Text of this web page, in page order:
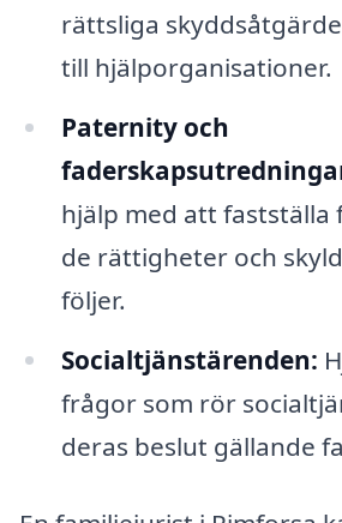
rättsliga
till hjälporganisationer.
Paternity och
hjälp med att fastställa
de rättigheter och
följer.
Socialtjänstärenden:
frågor som rör
deras beslut gällande